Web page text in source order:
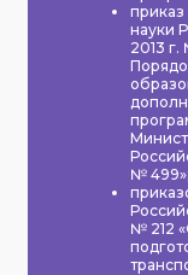
науки
2013
№ 499»;
№ 212